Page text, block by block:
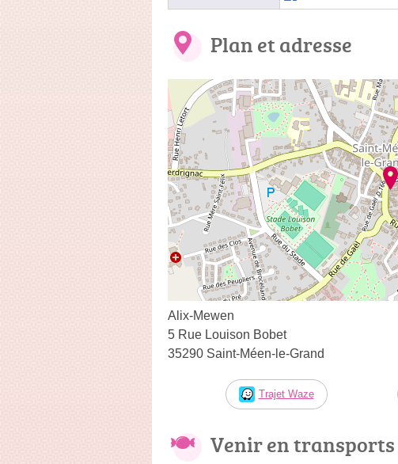
Plan et adresse
Alix-Mewen
5 Rue Louison Bobet
35290 Saint-Méen-le-Grand
Trajet Waze
Venir en transports